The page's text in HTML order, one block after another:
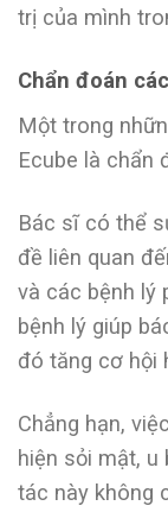
trị của mình
Chẩn đoán
Một trong
Ecube là chẩn
Bác sĩ có thể
đề liên quan
và các bệnh lý
bệnh lý giúp
đó tăng cơ hội
Chẳng hạn,
hiện sỏi mật,
tác này không